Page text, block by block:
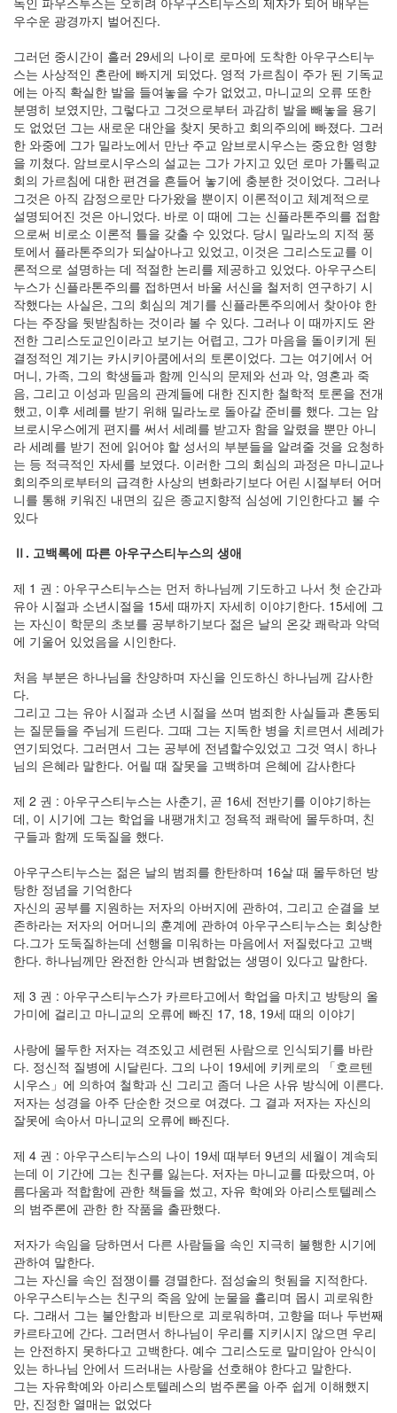
우수운 광경까지 벌어진다.
그러던 중시간이 흘러 29세의 나이로 로마에 도착한 아우구스티누
스는 사상적인 혼란에 빠지게 되었다. 영적 가르침이 주가 된 기독교
에는 아직 확실한 발을 들여놓을 수가 없었고, 마니교의 오류 또한
분명히 보였지만, 그렇다고 그것으로부터 과감히 발을 빼놓을 용기
도 없었던 그는 새로운 대안을 찾지 못하고 회의주의에 빠졌다. 그러
한 와중에 그가 밀라노에서 만난 주교 암브로시우스는 중요한 영향
을 끼쳤다. 암브로시우스의 설교는 그가 가지고 있던 로마 가톨릭교
회의 가르침에 대한 편견을 흔들어 놓기에 충분한 것이었다. 그러나
그것은 아직 감정으로만 다가왔을 뿐이지 이론적이고 체계적으로
설명되어진 것은 아니었다. 바로 이 때에 그는 신플라톤주의를 접함
으로써 비로소 이론적 틀을 갖출 수 있었다. 당시 밀라노의 지적 풍
토에서 플라톤주의가 되살아나고 있었고, 이것은 그리스도교를 이
론적으로 설명하는 데 적절한 논리를 제공하고 있었다. 아우구스티
누스가 신플라톤주의를 접하면서 바울 서신을 철저히 연구하기 시
작했다는 사실은, 그의 회심의 계기를 신플라톤주의에서 찾아야 한
다는 주장을 뒷받침하는 것이라 볼 수 있다. 그러나 이 때까지도 완
전한 그리스도교인이라고 보기는 어렵고, 그가 마음을 돌이키게 된
결정적인 계기는 카시키아쿰에서의 토론이었다. 그는 여기에서 어
머니, 가족, 그의 학생들과 함께 인식의 문제와 선과 악, 영혼과 죽
음, 그리고 이성과 믿음의 관계들에 대한 진지한 철학적 토론을 전개
했고, 이후 세례를 받기 위해 밀라노로 돌아갈 준비를 했다. 그는 암
브로시우스에게 편지를 써서 세례를 받고자 함을 알렸을 뿐만 아니
라 세례를 받기 전에 읽어야 할 성서의 부분들을 알려줄 것을 요청하
는 등 적극적인 자세를 보였다. 이러한 그의 회심의 과정은 마니교나
회의주의로부터의 급격한 사상의 변화라기보다 어린 시절부터 어머
니를 통해 키워진 내면의 깊은 종교지향적 심성에 기인한다고 볼 수
있다
Ⅱ. 고백록에 따른 아우구스티누스의 생애
제 1 권 : 아우구스티누스는 먼저 하나님께 기도하고 나서 첫 순간과
유아 시절과 소년시절을 15세 때까지 자세히 이야기한다. 15세에 그
는 자신이 학문의 초보를 공부하기보다 젊은 날의 온갖 쾌락과 악덕
에 기울어 있었음을 시인한다.
처음 부분은 하나님을 찬양하며 자신을 인도하신 하나님께 감사한
다.
그리고 그는 유아 시절과 소년 시절을 쓰며 범죄한 사실들과 혼동되
는 질문들을 주님게 드린다. 그때 그는 지독한 병을 치르면서 세례가
연기되었다. 그러면서 그는 공부에 전념할수있었고 그것 역시 하나
님의 은혜라 말한다. 어릴 때 잘못을 고백하며 은혜에 감사한다
제 2 권 : 아우구스티누스는 사춘기, 곧 16세 전반기를 이야기하는
데, 이 시기에 그는 학업을 내팽개치고 정욕적 쾌락에 몰두하며, 친
구들과 함께 도둑질을 했다.
아우구스티누스는 젊은 날의 범죄를 한탄하며 16살 때 몰두하던 방
탕한 정념을 기억한다
자신의 공부를 지원하는 저자의 아버지에 관하여, 그리고 순결을 보
존하라는 저자의 어머니의 훈계에 관하여 아우구스티누스는 회상한
다.그가 도둑질하는데 선행을 미워하는 마음에서 저질렀다고 고백
한다. 하나님께만 완전한 안식과 변함없는 생명이 있다고 말한다.
제 3 권 : 아우구스티누스가 카르타고에서 학업을 마치고 방탕의 올
가미에 걸리고 마니교의 오류에 빠진 17, 18, 19세 때의 이야기
사랑에 몰두한 저자는 격조있고 세련된 사람으로 인식되기를 바란
다. 정신적 질병에 시달린다. 그의 나이 19세에 키케로의 「호르텐
시우스」에 의하여 철학과 신 그리고 좀더 나은 사유 방식에 이른다.
저자는 성경을 아주 단순한 것으로 여겼다. 그 결과 저자는 자신의
잘못에 속아서 마니교의 오류에 빠진다.
제 4 권 : 아우구스티누스의 나이 19세 때부터 9년의 세월이 계속되
는데 이 기간에 그는 친구를 잃는다. 저자는 마니교를 따랐으며, 아
름다움과 적합함에 관한 책들을 썼고, 자유 학예와 아리스토텔레스
의 범주론에 관한 한 작품을 출판했다.
저자가 속임을 당하면서 다른 사람들을 속인 지극히 불행한 시기에
관하여 말한다.
그는 자신을 속인 점쟁이를 경멸한다. 점성술의 헛됨을 지적한다.
아우구스티누스는 친구의 죽음 앞에 눈물을 흘리며 몹시 괴로워한
다. 그래서 그는 불안함과 비탄으로 괴로워하며, 고향을 떠나 두번째
카르타고에 간다. 그러면서 하나님이 우리를 지키시지 않으면 우리
는 안전하지 못하다고 고백한다. 예수 그리스도로 말미암아 안식이
있는 하나님 안에서 드러내는 사랑을 선호해야 한다고 말한다.
그는 자유학예와 아리스토텔레스의 범주론을 아주 쉽게 이해했지
만, 진정한 열매는 없었다